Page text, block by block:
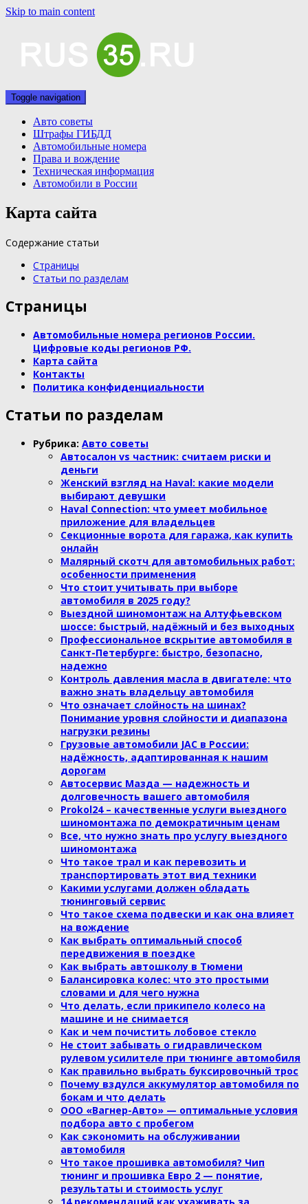
Skip to main content
Toggle navigation
Авто cоветы
Штрафы ГИБДД
Автомобильные номера
Права и вождение
Техническая информация
Автомобили в России
Карта сайта
Содержание статьи
Страницы
Статьи по разделам
Страницы
Автомобильные номера регионов России.
Цифровые коды регионов РФ.
Карта сайта
Контакты
Политика конфиденциальности
Статьи по разделам
Рубрика: Авто cоветы
Автосалон vs частник: считаем риски и
деньги
Женский взгляд на Haval: какие модели
выбирают девушки
Haval Connection: что умеет мобильное
приложение для владельцев
Секционные ворота для гаража, как купить
онлайн
Малярный скотч для автомобильных работ:
особенности применения
Что стоит учитывать при выборе
автомобиля в 2025 году?
Выездной шиномонтаж на Алтуфьевском
шоссе: быстрый, надёжный и без выходных
Профессиональное вскрытие автомобиля в
Санкт-Петербурге: быстро, безопасно,
надежно
Контроль давления масла в двигателе: что
важно знать владельцу автомобиля
Что означает слойность на шинах?
Понимание уровня слойности и диапазона
нагрузки резины
Грузовые автомобили JAC в России:
надёжность, адаптированная к нашим
дорогам
Автосервис Мазда — надежность и
долговечность вашего автомобиля
Prokol24 – качественные услуги выездного
шиномонтажа по демократичным ценам
Все, что нужно знать про услугу выездного
шиномонтажа
Что такое трал и как перевозить и
транспортировать этот вид техники
Какими услугами должен обладать
тюнинговый сервис
Что такое схема подвески и как она влияет
на вождение
Как выбрать оптимальный способ
передвижения в поездке
Как выбрать автошколу в Тюмени
Балансировка колес: что это простыми
словами и для чего нужна
Что делать, если прикипело колесо на
машине и не снимается
Как и чем почистить лобовое стекло
Не стоит забывать о гидравлическом
рулевом усилителе при тюнинге автомобиля
Как правильно выбрать буксировочный трос
Почему вздулся аккумулятор автомобиля по
бокам и что делать
ООО «Вагнер-Авто» — оптимальные условия
подбора авто с пробегом
Как сэкономить на обслуживании
автомобиля
Что такое прошивка автомобиля? Чип
тюнинг и прошивка Евро 2 — понятие,
результаты и стоимость услуг
14 рекомендаций как ухаживать за